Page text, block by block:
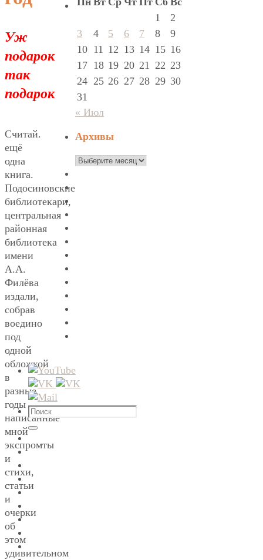
Уж
подарок
так
подарок
Считай.
ещё
одна
книга.
Подосиновские
библиотекари,
центральная
районная
библиотека
имени
А.А.
Филёва
издали,
собрав
воедино
под
одной
обложкой
в
разные
годы
написанные
мной
экспромты
и
стихи,
статьи
и
очерки
об
этом
удивительном
1
2
3
4 5 6 7 8
9
10 11 12 13 14 15 16
17 18 19 20 21 22 23
24 25 26 27 28 29 30
31
« Июл
Архивы
Архивы
Что
искать:
Поиск